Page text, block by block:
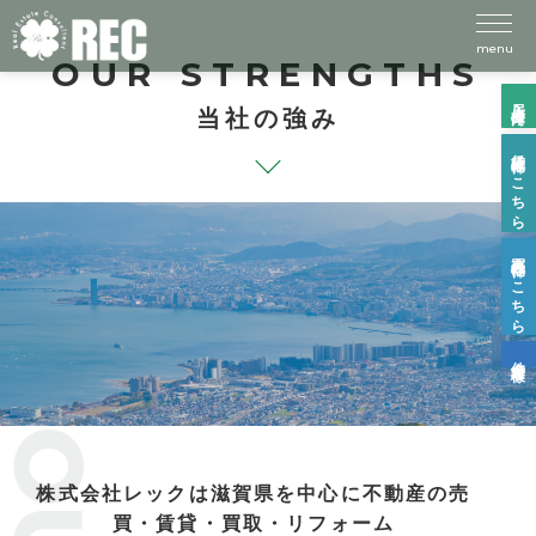
menu
入居者様向け
賃貸物件はこちら
売買物件はこちら
OUR STRENGTHS
当社の強み
株式会社レックは滋賀県を中心に不動産の売
買・賃貸・買取・リフォーム